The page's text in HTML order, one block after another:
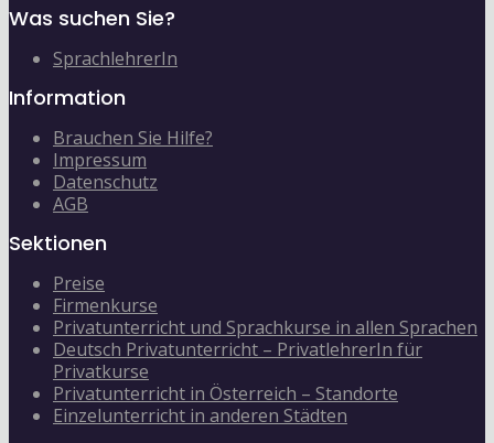
Was suchen Sie?
SprachlehrerIn
Information
Brauchen Sie Hilfe?
Impressum
Datenschutz
AGB
Sektionen
Preise
Firmenkurse
Privatunterricht und Sprachkurse in allen Sprachen
Deutsch Privatunterricht – PrivatlehrerIn für
Privatkurse
Privatunterricht in Österreich – Standorte
Einzelunterricht in anderen Städten